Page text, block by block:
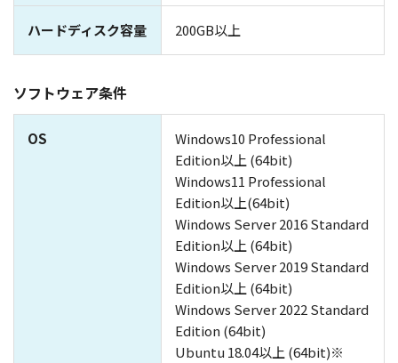
ハードディスク容量 200GB以上
ソフトウェア条件
OS
Windows10 Professional
Edition以上 (64bit)
Windows11 Professional
Edition以上(64bit)
Windows Server 2016 Standard
Edition以上 (64bit)
Windows Server 2019 Standard
Edition以上 (64bit)
Windows Server 2022 Standard
Edition (64bit)
Ubuntu 18.04以上 (64bit)※